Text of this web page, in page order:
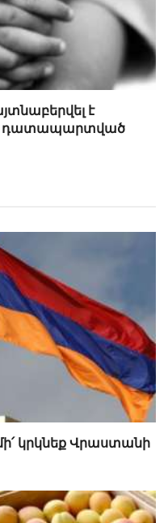
է
դատապարտված
կրկնեք Վրաստանի